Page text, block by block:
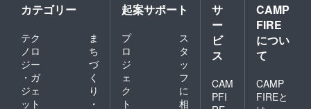
カテゴリー
テク
ノロ
ジー
・ガ
ジェ
ット
ま
ち
づ
く
り
・
起案サポート
プ
ロ
ジ
ェ
ク
ト
ス
タ
ッ
フ
に
相
サ
ー
ビ
ス
CAM
PFI
CAMP
FIRE
につい
て
CAMP
FIREと